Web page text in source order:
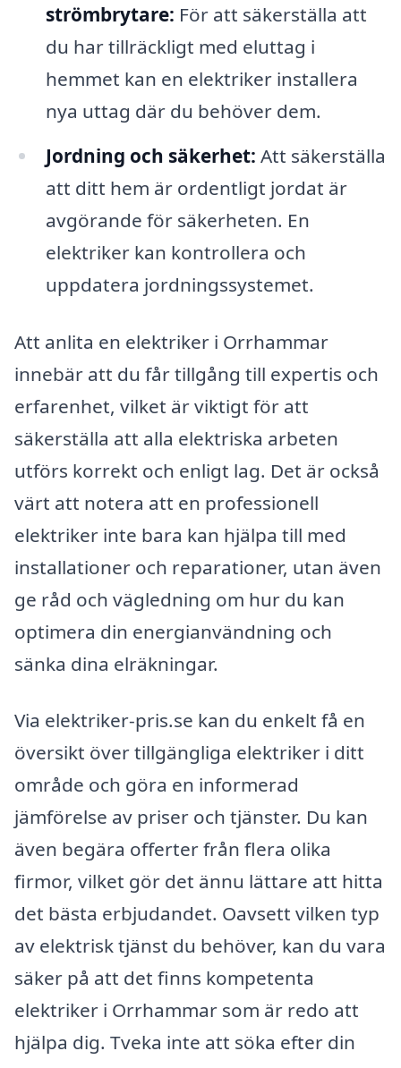
strömbrytare: För att säkerställa att
du har tillräckligt med eluttag i
hemmet kan en elektriker installera
nya uttag där du behöver dem.
Jordning och säkerhet: Att säkerställa
att ditt hem är ordentligt jordat är
avgörande för säkerheten. En
elektriker kan kontrollera och
uppdatera jordningssystemet.
Att anlita en elektriker i Orrhammar
innebär att du får tillgång till expertis och
erfarenhet, vilket är viktigt för att
säkerställa att alla elektriska arbeten
utförs korrekt och enligt lag. Det är också
värt att notera att en professionell
elektriker inte bara kan hjälpa till med
installationer och reparationer, utan även
ge råd och vägledning om hur du kan
optimera din energianvändning och
sänka dina elräkningar.
Via elektriker-pris.se kan du enkelt få en
översikt över tillgängliga elektriker i ditt
område och göra en informerad
jämförelse av priser och tjänster. Du kan
även begära offerter från flera olika
firmor, vilket gör det ännu lättare att hitta
det bästa erbjudandet. Oavsett vilken typ
av elektrisk tjänst du behöver, kan du vara
säker på att det finns kompetenta
elektriker i Orrhammar som är redo att
hjälpa dig. Tveka inte att söka efter din